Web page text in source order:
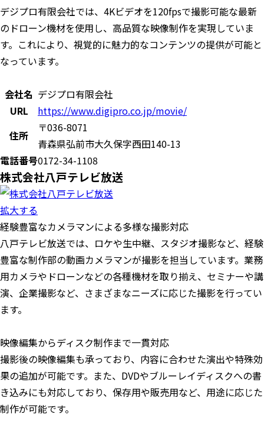
デジプロ有限会社では、4Kビデオを120fpsで撮影可能な最新
のドローン機材を使用し、高品質な映像制作を実現していま
す。これにより、視覚的に魅力的なコンテンツの提供が可能と
なっています。
会社名 デジプロ有限会社
URL
https://www.digipro.co.jp/movie/
住所
〒036-8071
青森県弘前市大久保字西田140-13
電話番号0172-34-1108
株式会社八戸テレビ放送
拡大する
経験豊富なカメラマンによる多様な撮影対応
八戸テレビ放送では、ロケや生中継、スタジオ撮影など、経験
豊富な制作部の動画カメラマンが撮影を担当しています。業務
用カメラやドローンなどの各種機材を取り揃え、セミナーや講
演、企業撮影など、さまざまなニーズに応じた撮影を行ってい
ます。
映像編集からディスク制作まで一貫対応
撮影後の映像編集も承っており、内容に合わせた演出や特殊効
果の追加が可能です。また、DVDやブルーレイディスクへの書
き込みにも対応しており、保存用や販売用など、用途に応じた
制作が可能です。